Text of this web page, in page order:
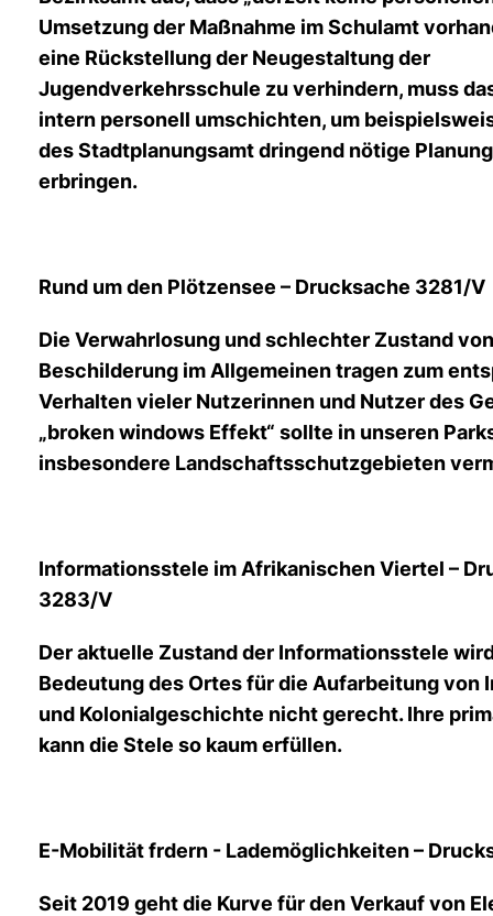
Umsetzung der Maßnahme im Schulamt
eine Rückstellung der Neugestaltung der
Jugendverkehrsschule zu verhindern, muss
intern personell umschichten, um
des Stadtplanungsamt dringend nötige
erbringen.
Rund um den Plötzensee – Drucksache 3281/V
Die Verwahrlosung und schlechter Zustand
Beschilderung im Allgemeinen tragen zum
Verhalten vieler Nutzerinnen und Nutzer des
broken windows Effekt“ sollte in unseren
insbesondere Landschaftsschutzgebieten
Informationsstele im Afrikanischen Viertel –
3283/V
Der aktuelle Zustand der Informationsstele
Bedeutung des Ortes für die Aufarbeitung von
und Kolonialgeschichte nicht gerecht. Ihre
kann die Stele so kaum erfüllen.
E-Mobilität frdern - Lademöglichkeiten –
Seit 2019 geht die Kurve für den Verkauf von